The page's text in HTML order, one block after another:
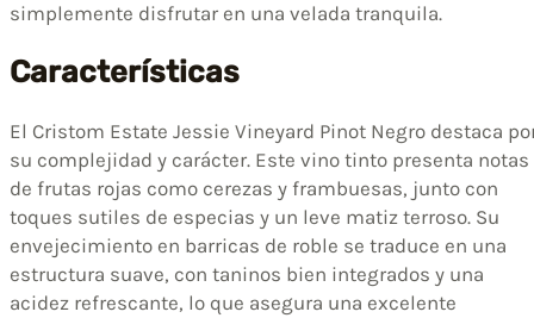
simplemente disfrutar en una velada tranquila.
Características
El Cristom Estate Jessie Vineyard Pinot Negro destaca
su complejidad y carácter. Este vino tinto presenta notas
de frutas rojas como cerezas y frambuesas, junto con
toques sutiles de especias y un leve matiz terroso. Su
envejecimiento en barricas de roble se traduce en una
estructura suave, con taninos bien integrados y una
acidez refrescante, lo que asegura una excelente